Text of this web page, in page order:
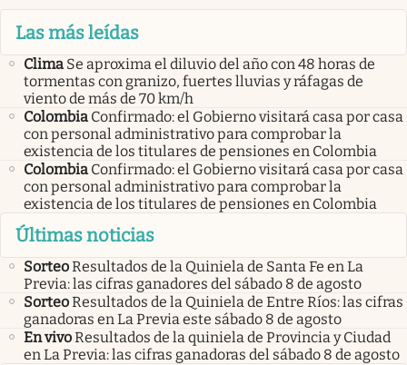
Las más leídas
Clima Se aproxima el diluvio del año con 48 horas de
tormentas con granizo, fuertes lluvias y ráfagas de
viento de más de 70 km/h
Colombia Confirmado: el Gobierno visitará casa por casa
con personal administrativo para comprobar la
existencia de los titulares de pensiones en Colombia
Colombia Confirmado: el Gobierno visitará casa por casa
con personal administrativo para comprobar la
existencia de los titulares de pensiones en Colombia
Últimas noticias
SorteoResultados de la Quiniela de Santa Fe en La
Previa: las cifras ganadores del sábado 8 de agosto
SorteoResultados de la Quiniela de Entre Ríos: las cifras
ganadoras en La Previa este sábado 8 de agosto
En vivoResultados de la quiniela de Provincia y Ciudad
en La Previa: las cifras ganadoras del sábado 8 de agosto